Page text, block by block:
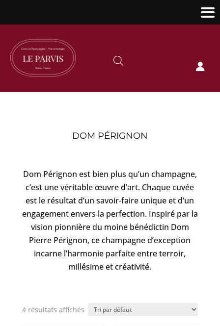

DOM PÉRIGNON
Dom Pérignon est bien plus qu’un champagne,
c’est une véritable œuvre d’art. Chaque cuvée
est le résultat d’un savoir-faire unique et d’un
engagement envers la perfection. Inspiré par la
vision pionnière du moine bénédictin Dom
Pierre Pérignon, ce champagne d’exception
incarne l’harmonie parfaite entre terroir,
millésime et créativité.
4 résultats affichés